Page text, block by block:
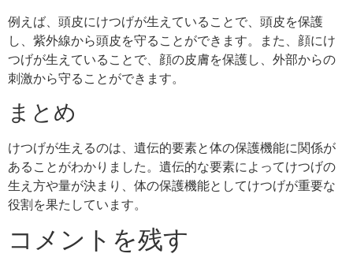
例えば、頭皮にけつげが生えていることで、頭皮を保護
し、紫外線から頭皮を守ることができます。また、顔にけ
つげが生えていることで、顔の皮膚を保護し、外部からの
刺激から守ることができます。
まとめ
けつげが生えるのは、遺伝的要素と体の保護機能に関係が
あることがわかりました。遺伝的な要素によってけつげの
生え方や量が決まり、体の保護機能としてけつげが重要な
役割を果たしています。
コメントを残す